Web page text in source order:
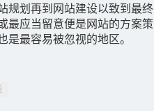
规划再到网站建设以致到最终
最应当留意便是网站的方案策
最容易被忽视的地区。